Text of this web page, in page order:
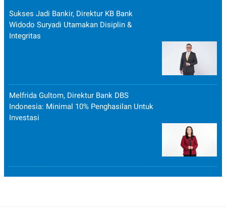
Sukses Jadi Bankir, Direktur KB Bank
Widodo Suryadi Utamakan Disiplin &
Integritas
Melfrida Gultom, Direktur Bank DBS
Indonesia: Minimal 10% Penghasilan Untuk
Investasi